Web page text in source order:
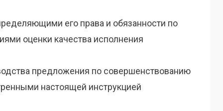
его права и обязанности по
оценки качества исполнения
предложения по совершенствованию
настоящей инструкцией